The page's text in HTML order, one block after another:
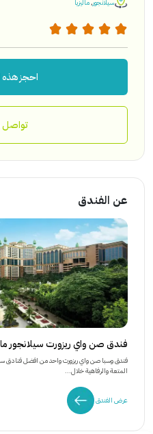
سيلانجور,ماليزيا
احجز هذه
تواصل
عن الفندق
فندق صن واي ريزورت سيلانجور
المتعة والرفاهية خلال...
عرض الفندق